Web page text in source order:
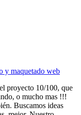
y maquetado web
proyecto 10/100, que
o mucho mas !!!
Buscamos ideas